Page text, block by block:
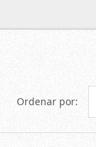
Ordenar por: